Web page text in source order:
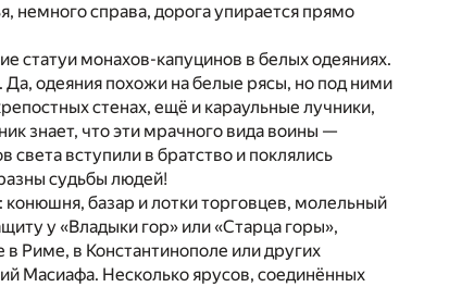
немного справа, дорога упирается прямо
статуи монахов-капуцинов в белых одеяниях.
одеяния похожи на белые рясы, но под ними
стенах, ещё и караульные лучники,
знает, что эти мрачного вида воины —
вступили в братство и поклялись
судьбы людей!
базар и лотки торговцев, молельный
у «Владыки гор» или «Старца горы»,
Риме, в Константинополе или других
Масиафа. Несколько ярусов, соединённых